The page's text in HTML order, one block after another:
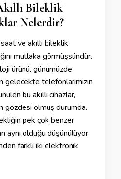
Bileklik
Nelerdir?
ve akıllı bileklik
mutlaka görmüşsündür.
ürünü, günümüzde
gelecekte telefonlarımızın
bu akıllı cihazlar,
gözdesi olmuş durumda.
pek çok benzer
aynı olduğu düşünülüyor
farklı iki elektronik